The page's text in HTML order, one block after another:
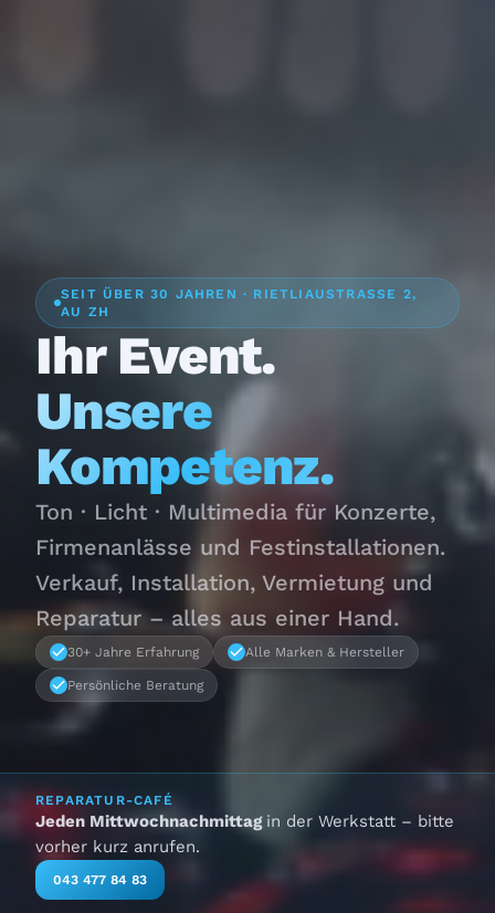
SEIT ÜBER 30 JAHREN · RIETLIAUSTRASSE 2,
AU ZH
Ihr Event.
Unsere
Kompetenz.
Ton · Licht · Multimedia für Konzerte,
Firmenanlässe und Festinstallationen.
Verkauf, Installation, Vermietung und
Reparatur – alles aus einer Hand.
30+ Jahre Erfahrung Alle Marken & Hersteller
Persönliche Beratung
REPARATUR-CAFÉ
Jeden Mittwochnachmittag in der Werkstatt – bitte
vorher kurz anrufen.
043 477 84 83